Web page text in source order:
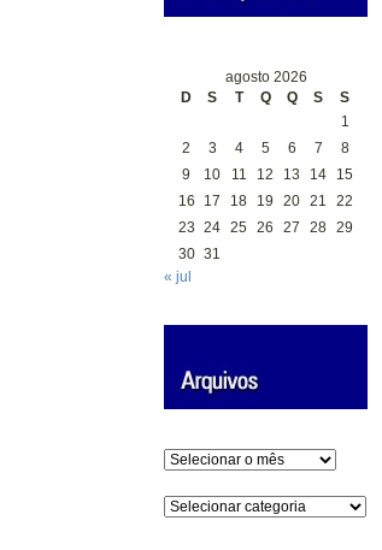
agosto 2026
D
S T Q Q S
S
1
2
3 4 5 6 7
8
9
10 11 12 13 14
15
16
17 18 19 20 21
22
23 24 25 26 27 28 29
30 31
« jul
Arquivos
Categorias